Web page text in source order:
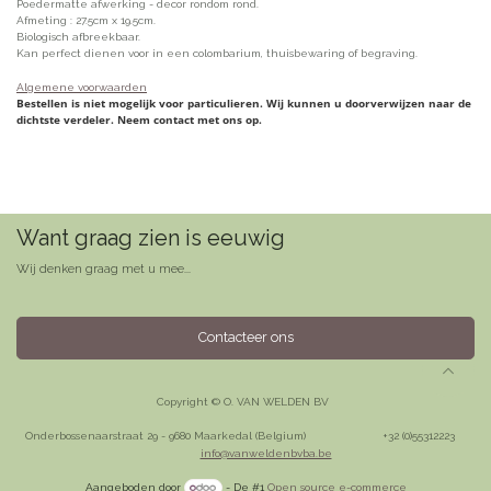
Poedermatte afwerking - decor rondom rond.
Afmeting : 27.5cm x 19.5cm.
Biologisch afbreekbaar.
Kan perfect dienen voor in een colombarium, thuisbewaring of begraving.
Algemene voorwaarden
Bestellen is niet mogelijk voor particulieren. Wij kunnen u doorverwijzen naar de
dichtste verdeler. Neem contact met ons op.
Want graag zien is eeuwig
Wij denken graag met u mee...
Contacteer ons
Copyright © O. VAN WELDEN BV
Onderbossenaarstraat 29 - 9680 Maarkedal (Belgium)
​+32 (0)55312223
info@vanweldenbvba.be
Aangeboden door - De #1 Open source e-commerce